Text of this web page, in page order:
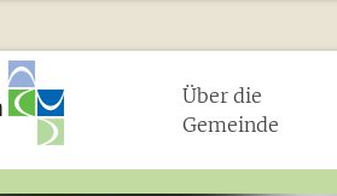
Über die
Gemeinde